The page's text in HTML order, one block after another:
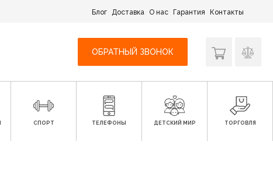
Блог Доставка О нас Гарантия Контакты
ОБРАТНЫЙ ЗВОНОК
СПОРТ ТЕЛЕФОНЫ ДЕТСКИЙ МИР ТОРГОВЛЯ